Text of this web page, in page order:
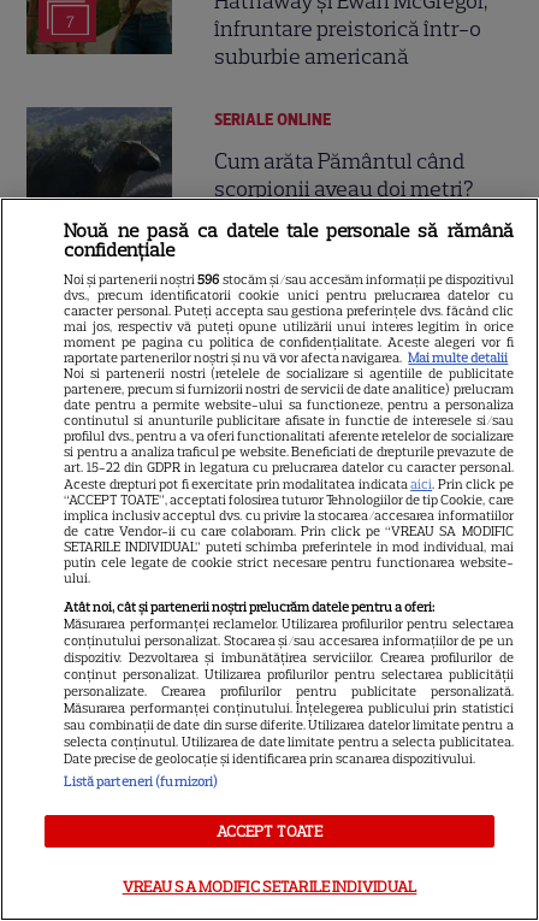
7
înfruntare preistorică într-o
suburbie americană
6
SERIALE ONLINE
Cum arăta Pământul când
scorpionii aveau doi metri?
Documentarul „Surviving
Earth” vine pe SkyShowtime
ŞTIRI
7
VEDETE STRĂINE
Prințul Mirko al Bulgariei se
căsătorește cu dr. Marta Embid.
într-un spital din Madrid
TELEVIZIUNE
Trei cupluri revin la „Insula
Iubirii – Reuniuni”. Ce se
întâmplă când se întâlnesc din
nou cu Radu Vâlcan
Exclusiv VEDETE ROMÂNEŞTI
Nouă ne pasă ca datele tale personale să rămână
confidențiale
Noi și partenerii noștri596 stocăm și/sau accesăm informații pe dispozitivul
dvs., precum identificatorii cookie unici pentru prelucrarea datelor cu
caracter personal. Puteți accepta sau gestiona preferințele dvs. făcând clic
mai jos, respectiv vă puteți opune utilizării unui interes legitim în orice
moment pe pagina cu politica de confidențialitate. Aceste alegeri vor fi
raportate partenerilor noștri și nu vă vor afecta navigarea. Mai multe detalii
Noi si partenerii nostri (retelele de socializare si agentiile de publicitate
partenere, precum si furnizorii nostri de servicii de date analitice) prelucram
date pentru a permite website-ului sa functioneze, pentru a personaliza
continutul si anunturile publicitare afisate in functie de interesele si/sau
profilul dvs., pentru a va oferi functionalitati aferente retelelor de socializare
si pentru a analiza traficul pe website. Beneficiati de drepturile prevazute de
art. 15-22 din GDPR in legatura cu prelucrarea datelor cu caracter personal.
Aceste drepturi pot fi exercitate prin modalitatea indicataaici. Prin click pe
“ACCEPT TOATE”, acceptati folosirea tuturor Tehnologiilor de tip Cookie, care
implica inclusiv acceptul dvs. cu privire la stocarea/accesarea informatiilor
de catre Vendor-ii cu care colaboram. Prin click pe “VREAU SA MODIFIC
SETARILE INDIVIDUAL” puteti schimba preferintele in mod individual, mai
putin cele legate de cookie strict necesare pentru functionarea website-
ului.
Atât noi, cât și partenerii noștri prelucrăm datele pentru a oferi:
Măsurarea performanței reclamelor. Utilizarea profilurilor pentru selectarea
conținutului personalizat. Stocarea și/sau accesarea informațiilor de pe un
dispozitiv. Dezvoltarea și îmbunătățirea serviciilor. Crearea profilurilor de
conținut personalizat. Utilizarea profilurilor pentru selectarea publicității
personalizate. Crearea profilurilor pentru publicitate personalizată.
Măsurarea performanței conținutului. Înțelegerea publicului prin statistici
sau combinații de date din surse diferite. Utilizarea datelor limitate pentru a
selecta conținutul. Utilizarea de date limitate pentru a selecta publicitatea.
Date precise de geolocație și identificarea prin scanarea dispozitivului.
Listă parteneri (furnizori)
ACCEPT TOATE
VREAU SA MODIFIC SETARILE INDIVIDUAL